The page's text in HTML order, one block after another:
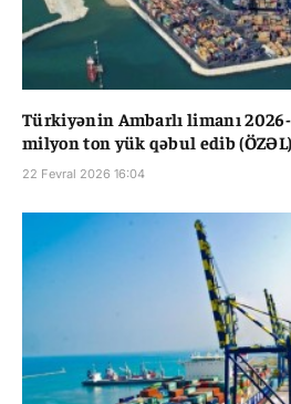
Türkiyənin Ambarlı limanı
milyon ton yük qəbul edib (ÖZƏL)
22 Fevral 2026 16:04